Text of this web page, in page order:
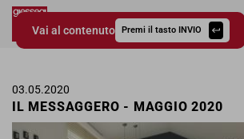
Vai al contenuto Premi il tasto INVIO
Giessegi.it
03.05.2020
IL MESSAGGERO - MAGGIO 2020